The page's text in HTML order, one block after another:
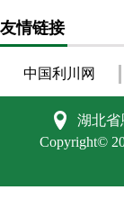
友情链接
中国利川网
湖北省
Copyright©